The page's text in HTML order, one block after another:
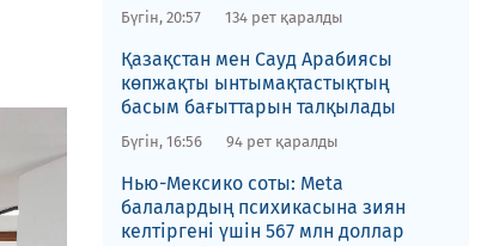
Бүгін, 20:57 134 рет қаралды
Қазақстан мен Сауд Арабиясы
көпжақты ынтымақтастықтың
басым бағыттарын талқылады
Бүгін, 16:56 94 рет қаралды
Нью-Мексико соты​: Meta
балалардың психикасына зиян
келтіргені үшін 567 млн доллар